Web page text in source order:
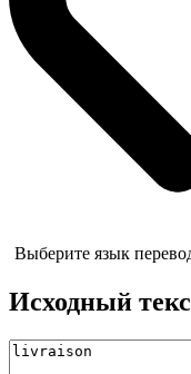
Выберите язык
Исходный